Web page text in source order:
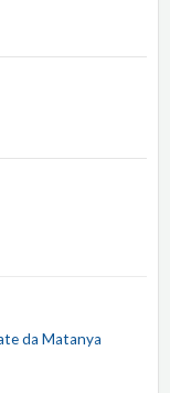
da Matanya